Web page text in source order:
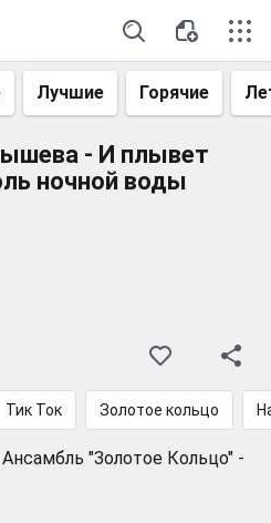
Лучшие Горячие
- И плывет
ночной воды
Тик Ток Золотое кольцо
"Золотое Кольцо" -